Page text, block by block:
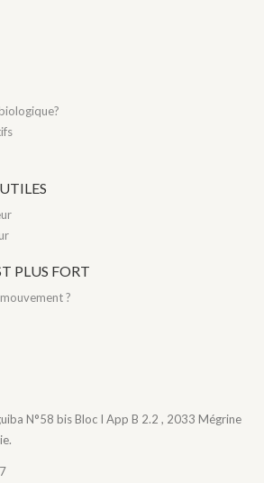
PLUS FORT
?
N°58 bis Bloc I App B 2.2 , 2033 Mégrine